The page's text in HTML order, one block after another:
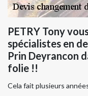
PETRY Tony
spécialistes en
Prin Deyrancon
folie !!
Cela fait plusieurs